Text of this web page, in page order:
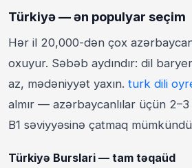
Türkiyə — ən populyar seçim
Hər il 20,000-dən çox
oxuyur. Səbəb aydındır: dil
az, mədəniyyət yaxın. turk dili
almır — azərbaycanlılar üçün
B1 səviyyəsinə çatmaq
Türkiyə Burslari — tam təqaüd